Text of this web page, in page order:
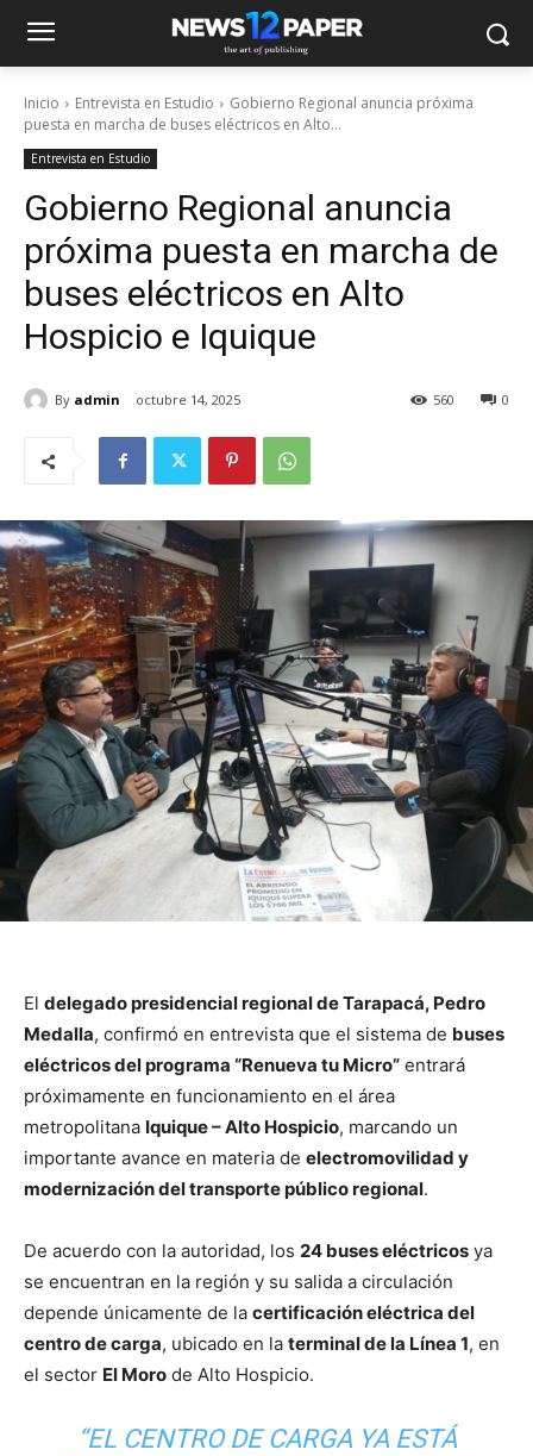
Inicio Entrevista en Estudio
Gobierno Regional anuncia próxima
puesta en marcha de buses eléctricos en Alto...
Entrevista en Estudio
Gobierno Regional anuncia
próxima puesta en marcha de
buses eléctricos en Alto
Hospicio e Iquique
By admin octubre 14, 2025 0
560
El delegado presidencial regional de Tarapacá, Pedro
Medalla, confirmó en entrevista que el sistema de buses
eléctricos del programa “Renueva tu Micro” entrará
próximamente en funcionamiento en el área
metropolitana Iquique – Alto Hospicio, marcando un
importante avance en materia de electromovilidad y
modernización del transporte público regional.
De acuerdo con la autoridad, los 24 buses eléctricos ya
se encuentran en la región y su salida a circulación
depende únicamente de la certificación eléctrica del
centro de carga, ubicado en la terminal de la Línea 1, en
el sector El Moro de Alto Hospicio.
“EL CENTRO DE CARGA YA ESTÁ